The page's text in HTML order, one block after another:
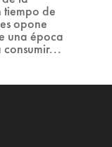
de
opone
una época